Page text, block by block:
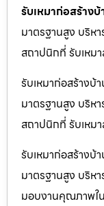
รับเหมาก่อสร้าง
มาตรฐานสูง บริห
สถาปนิกที่ รับเหม
รับเหมาก่อสร้างบ้
มาตรฐานสูง บริห
สถาปนิกที่ รับเห
รับเหมาก่อสร้างบ้
มาตรฐานสูง บริห
มอบงานคุณภาพใ